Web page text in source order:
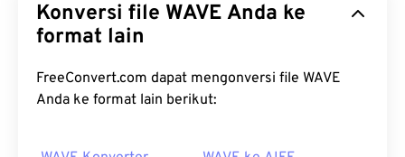
Konversi file WAVE Anda ke
format lain
FreeConvert.com dapat mengonversi file WAVE
Anda ke format lain berikut: